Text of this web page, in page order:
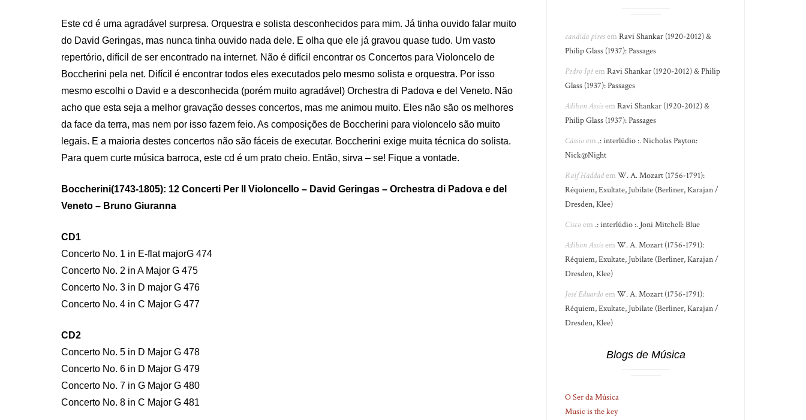
Este cd é uma agradável surpresa. Orquestra e solista desconhecidos para mim. Já tinha ouvido falar muito
do David Geringas, mas nunca tinha ouvido nada dele. E olha que ele já gravou quase tudo. Um vasto
repertório, difícil de ser encontrado na internet. Não é difícil encontrar os Concertos para Violoncelo de
Boccherini pela net. Difícil é encontrar todos eles executados pelo mesmo solista e orquestra. Por isso
mesmo escolhi o David e a desconhecida (porém muito agradável) Orchestra di Padova e del Veneto. Não
acho que esta seja a melhor gravação desses concertos, mas me animou muito. Eles não são os melhores
da face da terra, mas nem por isso fazem feio. As composições de Boccherini para violoncelo são muito
legais. E a maioria destes concertos não são fáceis de executar. Boccherini exige muita técnica do solista.
Para quem curte música barroca, este cd é um prato cheio. Então, sirva – se! Fique a vontade.
Boccherini(1743-1805): 12 Concerti Per Il Violoncello – David Geringas – Orchestra di Padova e del
Veneto – Bruno Giuranna
CD1
Concerto No. 1 in E-flat majorG 474
Concerto No. 2 in A Major G 475
Concerto No. 3 in D major G 476
Concerto No. 4 in C Major G 477
CD2
Concerto No. 5 in D Major G 478
Concerto No. 6 in D Major G 479
Concerto No. 7 in G Major G 480
Concerto No. 8 in C Major G 481
candida piresemRavi Shankar (1920-2012) &
Philip Glass (1937): Passages
Pedro IpêemRavi Shankar (1920-2012) & Philip
Glass (1937): Passages
Adilson AssisemRavi Shankar (1920-2012) &
Philip Glass (1937): Passages
Cássioem .: interlúdio :. Nicholas Payton:
Nick@Night
Raif HaddademW. A. Mozart (1756-1791):
Réquiem, Exultate, Jubilate (Berliner, Karajan /
Dresden, Klee)
Ciscoem .: interlúdio :. Joni Mitchell: Blue
Adilson AssisemW. A. Mozart (1756-1791):
Réquiem, Exultate, Jubilate (Berliner, Karajan /
Dresden, Klee)
José EduardoemW. A. Mozart (1756-1791):
Réquiem, Exultate, Jubilate (Berliner, Karajan /
Dresden, Klee)
Blogs de Música
O Ser da Música
Music is the key